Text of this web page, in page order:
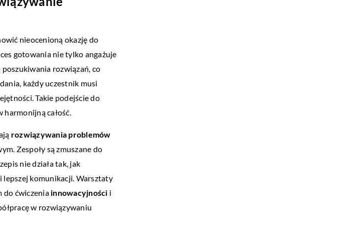
nieocenioną okazję do
gotowania nie tylko angażuje
rozwiązań, co
każdy uczestnik musi
Takie podejście do
harmonijną całość.
rozwiązywania problemów
Zespoły są zmuszane do
nie działa tak, jak
lepszej komunikacji. Warsztaty
do ćwiczenia innowacyjności i
w rozwiązywaniu